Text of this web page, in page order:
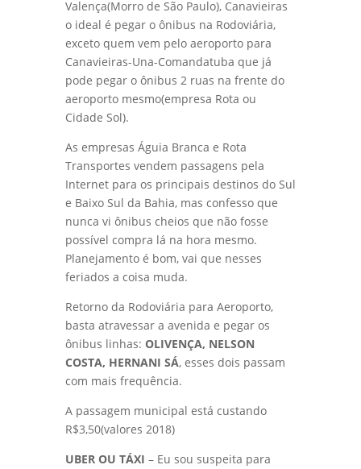
Valença(Morro de São Paulo), Canavieiras
o ideal é pegar o ônibus na Rodoviária,
exceto quem vem pelo aeroporto para
Canavieiras-Una-Comandatuba que já
pode pegar o ônibus 2 ruas na frente do
aeroporto mesmo(empresa Rota ou
Cidade Sol).
As empresas Águia Branca e Rota
Transportes vendem passagens pela
Internet para os principais destinos do Sul
e Baixo Sul da Bahia, mas confesso que
nunca vi ônibus cheios que não fosse
possível compra lá na hora mesmo.
Planejamento é bom, vai que nesses
feriados a coisa muda.
Retorno da Rodoviária para Aeroporto,
basta atravessar a avenida e pegar os
ônibus linhas: OLIVENÇA, NELSON
COSTA, HERNANI SÁ, esses dois passam
com mais frequência.
A passagem municipal está custando
R$3,50(valores 2018)
UBER OU TÁXI – Eu sou suspeita para